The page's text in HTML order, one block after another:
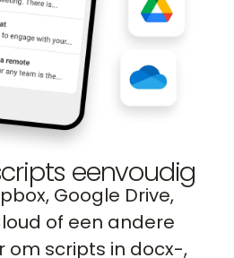
eenvoudig
Google Drive,
of een andere
om scripts in docx-,